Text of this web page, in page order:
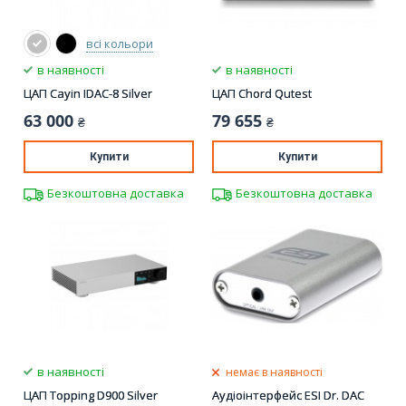
всі кольори
в наявності
ЦАП Cayin IDAC-8 Silver
63 000 ₴
Купити
Безкоштовна доставка
в наявності
ЦАП Chord Qutest
79 655 ₴
Купити
Безкоштовна доставка
в наявності
ЦАП Topping D900 Silver
немає в наявності
Аудіоінтерфейс ESI Dr. DAC